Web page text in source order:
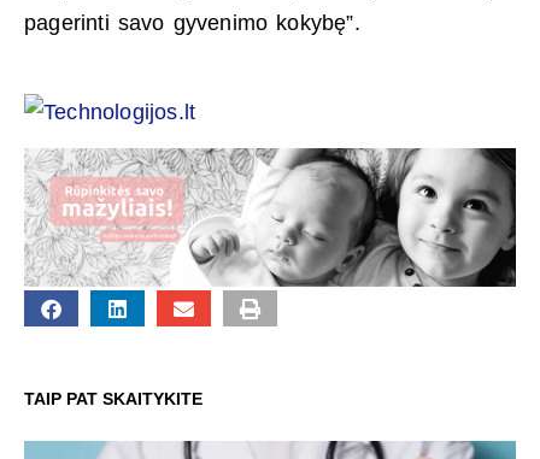
pagerinti savo gyvenimo kokybę”.
TAIP PAT SKAITYKITE